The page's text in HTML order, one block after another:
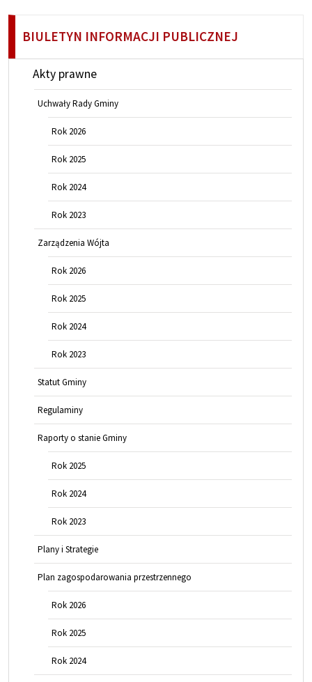
BIULETYN INFORMACJI PUBLICZNEJ
Akty prawne
Uchwały Rady Gminy
Rok 2026
Rok 2025
Rok 2024
Rok 2023
Zarządzenia Wójta
Rok 2026
Rok 2025
Rok 2024
Rok 2023
Statut Gminy
Regulaminy
Raporty o stanie Gminy
Rok 2025
Rok 2024
Rok 2023
Plany i Strategie
Plan zagospodarowania przestrzennego
Rok 2026
Rok 2025
Rok 2024